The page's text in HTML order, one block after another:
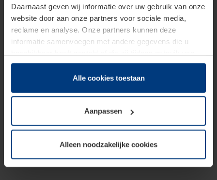
Daarnaast geven wij informatie over uw gebruik van onze
website door aan onze partners voor sociale media,
reclame en analyse. Onze partners kunnen deze
informatie samenvoegen met andere gegevens die u
hun diensten hebben verzameld.
Juridisch hebben wij het recht om cookies op uw
van deze pagina's absoluut vereist is. Voor alle andere
soorten cookies is uw toestemming benodigd. Uw
toestemming kunt u op elk moment bij de uitleg van de
wijzigen of herroepen.
Alle cookies toestaan
Aanpassen
Alleen noodzakelijke cookies